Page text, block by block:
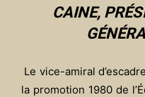
CAINE,
Le vice-amiral
la promotion 1980 de